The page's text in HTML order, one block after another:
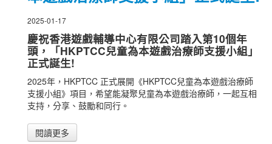
2025-01-17
慶祝香港遊戲輔導中心有限公司踏入第10個年
頭，「HKPTCC兒童為本遊戲治療師支援小組」
正式誕生!
2025年，HKPTCC 正式展開《HKPTCC兒童為本遊戲治療師
支援小組》項目，希望能凝聚兒童為本遊戲治療師，一起互相
支持，分享、鼓勵和同行。
閱讀更多